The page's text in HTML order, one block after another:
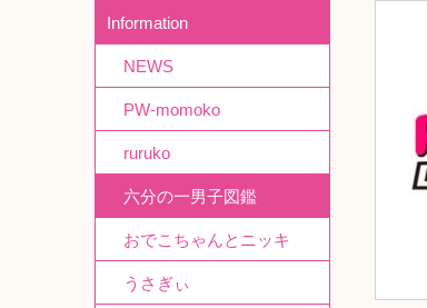
Information
NEWS
PW-momoko
ruruko
六分の一男子図鑑
おでこちゃんとニッキ
うさぎぃ